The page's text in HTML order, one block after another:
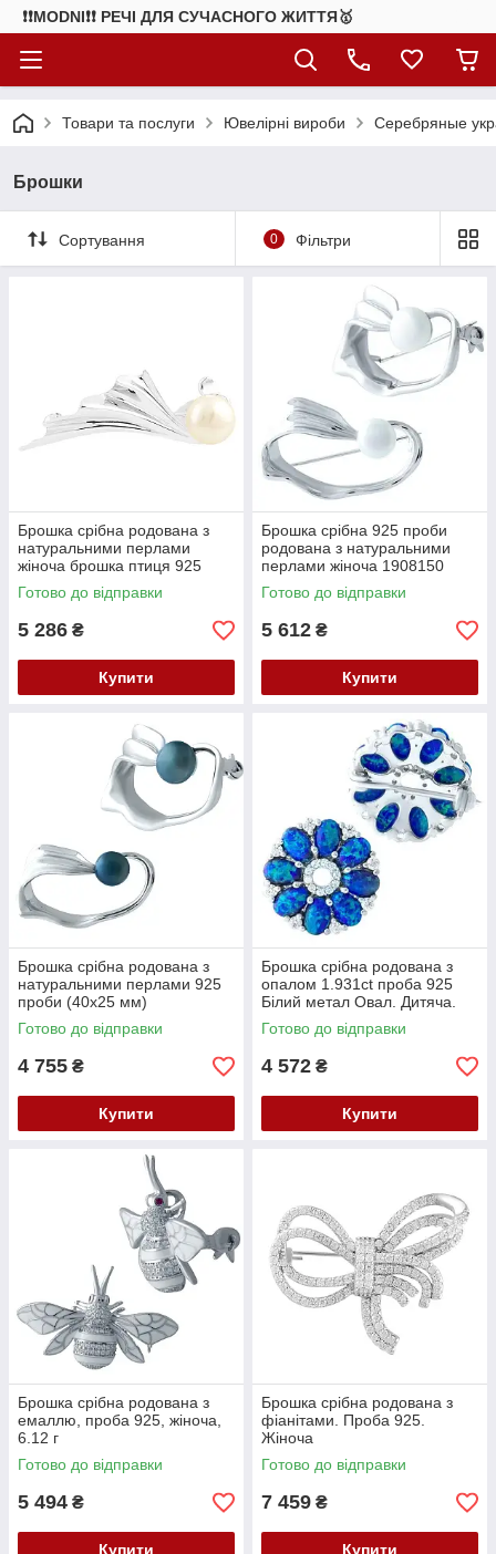
❗❗MODNI❗❗ РЕЧІ ДЛЯ СУЧАСНОГО ЖИТТЯ🥇
Товари та послуги Ювелірні вироби Серебряные
Брошки
Сортування 0 Фільтри
Брошка срібна родована з
натуральними перлами
жіноча брошка птиця 925
проби
Готово до відправки
5 286 ₴
Купити
Брошка срібна 925 проби
родована з натуральними
перлами жіноча 1908150
Готово до відправки
5 612 ₴
Купити
Брошка срібна родована з
натуральними перлами 925
проби (40х25 мм)
Готово до відправки
4 755 ₴
Купити
Брошка срібна родована з
опалом 1.931ct проба 925
Білий метал Овал. Дитяча.
Готово до відправки
4 572 ₴
Купити
Брошка срібна родована з
емаллю, проба 925, жіноча,
6.12 г
Готово до відправки
5 494 ₴
Купити
Брошка срібна родована з
фіанітами. Проба 925.
Жіноча
Готово до відправки
7 459 ₴
Купити